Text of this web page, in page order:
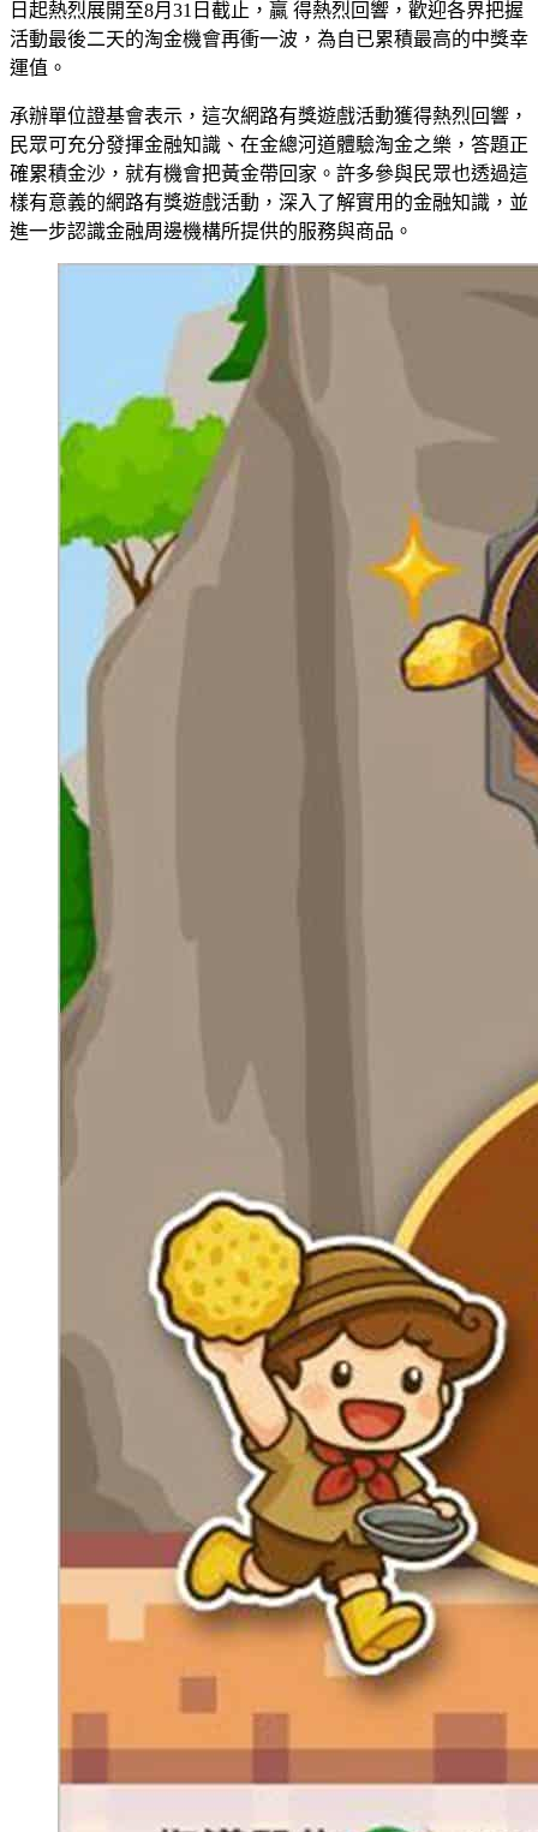
日起熱烈展開至8月31日截止，贏 得熱烈回響，歡迎各界把握
活動最後二天的淘金機會再衝一波，為自已累積最高的中獎幸
運值。
承辦單位證基會表示，這次網路有獎遊戲活動獲得熱烈回響，
民眾可充分發揮金融知識、在金總河道體驗淘金之樂，答題正
確累積金沙，就有機會把黃金帶回家。許多參與民眾也透過這
樣有意義的網路有獎遊戲活動，深入了解實用的金融知識，並
進一步認識金融周邊機構所提供的服務與商品。